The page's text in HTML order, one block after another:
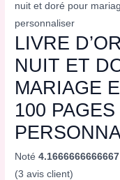
nuit et doré pour
personnaliser
LIVRE
NUIT ET
MARIAGE
100 PAGES
Noté4.1666666666667
(3 avis client)